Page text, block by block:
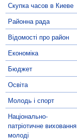
Скупка часов в Киеве
Районна рада
Відомості про район
Економіка
Бюджет
Освіта
Молодь і спорт
Національно-
патріотичне виховання
молоді